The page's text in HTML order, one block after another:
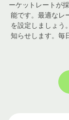
ーケットレートが
能です。最適なレ
を設定しましょう
知らせします。毎